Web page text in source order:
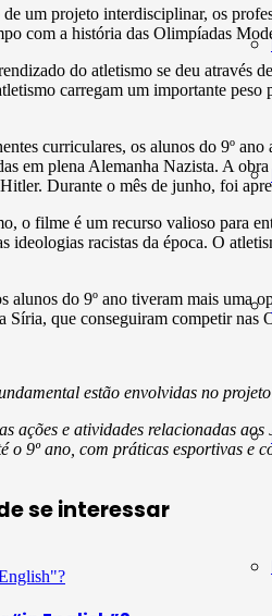
um projeto interdisciplinar, os
com a história das Olimpíadas
do atletismo se deu através
carregam um importante
curriculares, os alunos do 9º
em plena Alemanha Nazista. A
Durante o mês de junho, foi
o filme é um recurso valioso para
ideologias racistas da época. O
alunos do 9º ano tiveram mais uma
que conseguiram competir nas
estão envolvidas no
ações e atividades relacionadas
o 9º ano, com práticas esportivas e
se interessar